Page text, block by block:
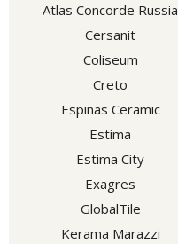
Atlas Concorde Russia
Cersanit
Coliseum
Creto
Espinas Ceramic
Estima
Estima City
Exagres
GlobalTile
Kerama Marazzi